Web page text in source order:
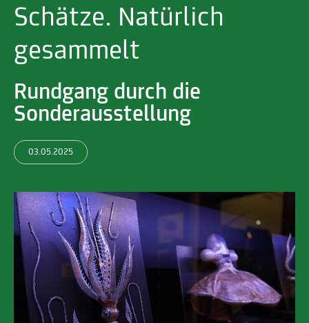
Schätze. Natürlich
gesammelt
Rundgang durch die
Sonderausstellung
03.05.2025